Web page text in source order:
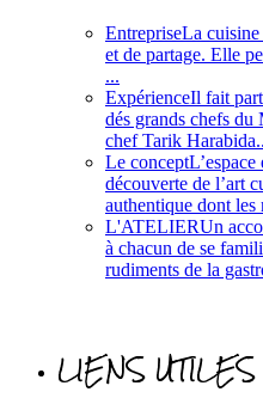
EntrepriseLa cuisine
et de partage. Elle
...
ExpérienceIl fait
dés grands chefs
chef Tarik
Le concept
découverte de l’art
authentique dont les
L'ATELIERUn
à chacun de se
rudiments de la
LIENS UTILES